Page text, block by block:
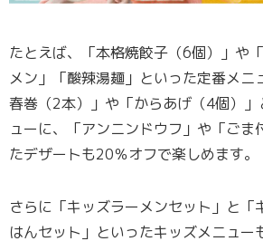
たとえば、「本格焼餃子（6個）」や
メン」「酸辣湯麺」といった定番メニ
春巻（2本）」や「からあげ（4個）
ューに、「アンニンドウフ」や「ごま
たデザートも20％オフで楽しめます。
さらに「キッズラーメンセット」と「
はんセット」といったキッズメニュー